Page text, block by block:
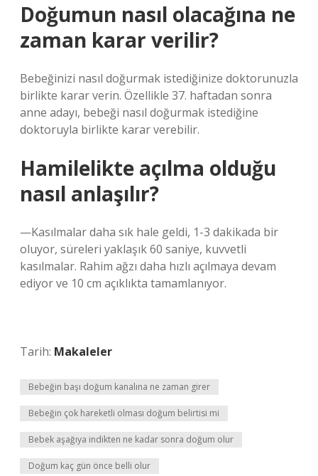
Doğumun nasıl olacağına ne
zaman karar verilir?
Bebeğinizi nasıl doğurmak istediğinize doktorunuzla
birlikte karar verin. Özellikle 37. haftadan sonra
anne adayı, bebeği nasıl doğurmak istediğine
doktoruyla birlikte karar verebilir.
Hamilelikte açılma olduğu
nasıl anlaşılır?
—Kasılmalar daha sık hale geldi, 1-3 dakikada bir
oluyor, süreleri yaklaşık 60 saniye, kuvvetli
kasılmalar. Rahim ağzı daha hızlı açılmaya devam
ediyor ve 10 cm açıklıkta tamamlanıyor.
Tarih: Makaleler
Bebeğin başı doğum kanalına ne zaman girer
Bebeğin çok hareketli olması doğum belirtisi mi
Bebek aşağıya indikten ne kadar sonra doğum olur
Doğum kaç gün önce belli olur